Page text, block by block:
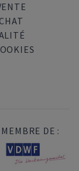
MEMBRE DE :